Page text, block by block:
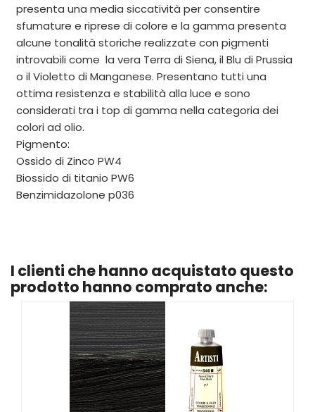
presenta una media siccatività per consentire
sfumature e riprese di colore e la gamma presenta
alcune tonalità storiche realizzate con pigmenti
introvabili come la vera Terra di Siena, il Blu di Prussia
o il Violetto di Manganese. Presentano tutti una
ottima resistenza e stabilità alla luce e sono
considerati tra i top di gamma nella categoria dei
colori ad olio.
Pigmento:
Ossido di Zinco PW4
Biossido di titanio PW6
Benzimidazolone p036
I clienti che hanno acquistato questo
prodotto hanno comprato anche: